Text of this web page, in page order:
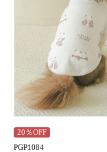
20％OFF
PGP1084